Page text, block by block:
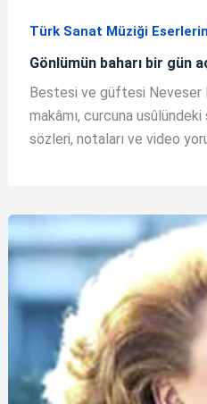
Türk Sanat Müziği
Gönlümün baharı bir gün
Bestesi ve güftesi Neveser
makâmı, curcuna usûlündeki
sözleri, notaları ve video